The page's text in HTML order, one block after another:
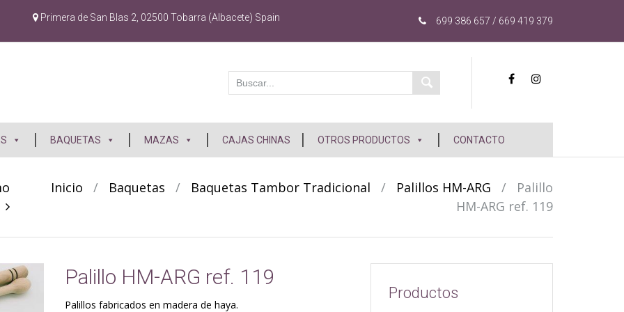
Primera de San Blas 2, 02500 Tobarra (Albacete) Spain 699 386 657 / 669 419 379
BAQUETAS MAZAS CAJAS CHINAS OTROS PRODUCTOS CONTACTO
Inicio / Baquetas / Baquetas Tambor Tradicional / Palillos HM-ARG /
Palillo
HM-ARG ref. 119
Palillo HM-ARG ref. 119
Palillos fabricados en madera de haya.
Productos